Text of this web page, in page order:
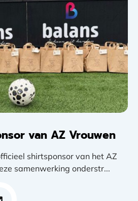
van AZ Vrouwen
shirtsponsor van het AZ
samenwerking onderstr...